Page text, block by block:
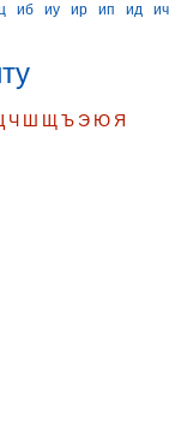
иб иу ир ип ид
ич
Ч Ш Щ Ъ Э Ю Я